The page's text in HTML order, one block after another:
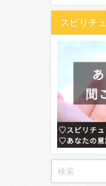
スピリチ